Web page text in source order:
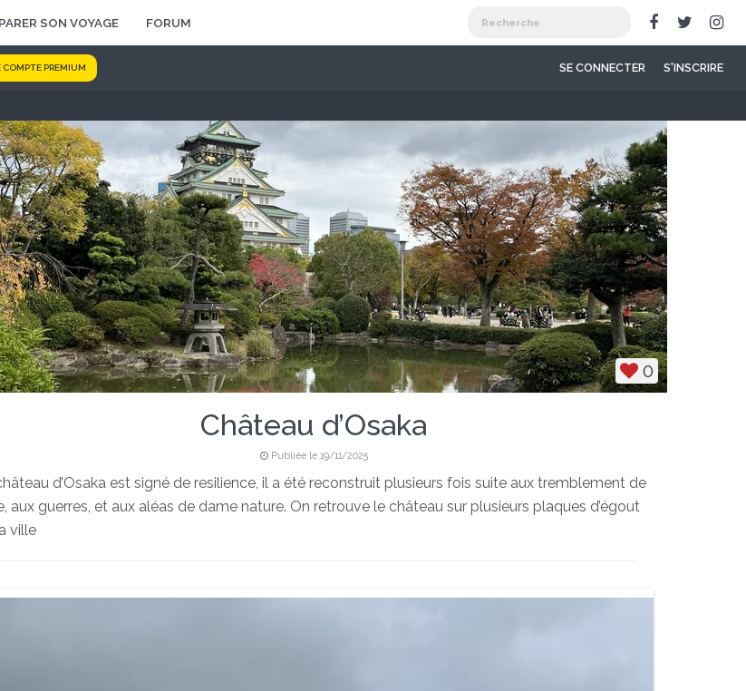
SON VOYAGE FORUM
COMPTE PREMIUM SE CONNECTER S'INSCRIRE
0
Château d’Osaka
Publiée le 19/11/2025
d’Osaka est signé de resilience, il a été reconstruit plusieurs fois suite aux tremblement de
aux guerres, et aux aléas de dame nature. On retrouve le château sur plusieurs plaques d’égout
ville